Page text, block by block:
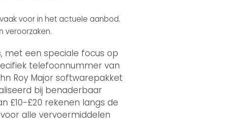
voor in het actuele aanbod.
veroorzaken.
met een speciale focus op
telefoonnummer van
Roy Major softwarepakket
bij benaderbaar
£10-£20 rekenen langs de
alle vervoermiddelen